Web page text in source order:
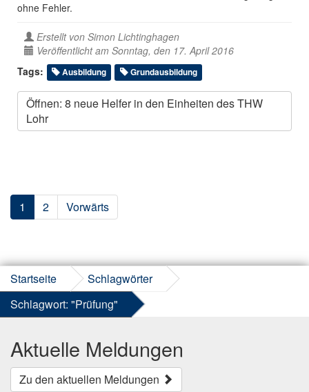
ohne Fehler.
Erstellt von Simon Lichtinghagen
Veröffentlicht am Sonntag, den 17. April 2016
Tags:
Ausbildung Grundausbildung
Öffnen: 8 neue Helfer in den Einheiten des THW
Lohr
1 2 Vorwärts
Startseite
Schlagwörter
Schlagwort: "Prüfung"
Aktuelle Meldungen
Zu den aktuellen Meldungen